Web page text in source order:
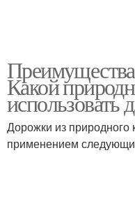
Какой
использовать
Дорожки из
применением